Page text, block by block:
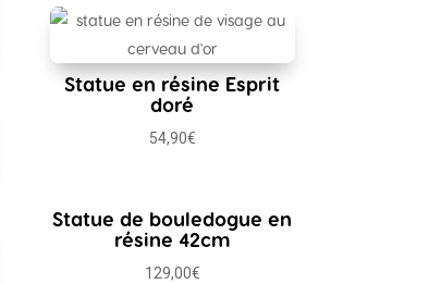
Statue en résine Esprit
doré
54,90€
Statue de bouledogue en
résine 42cm
129,00€